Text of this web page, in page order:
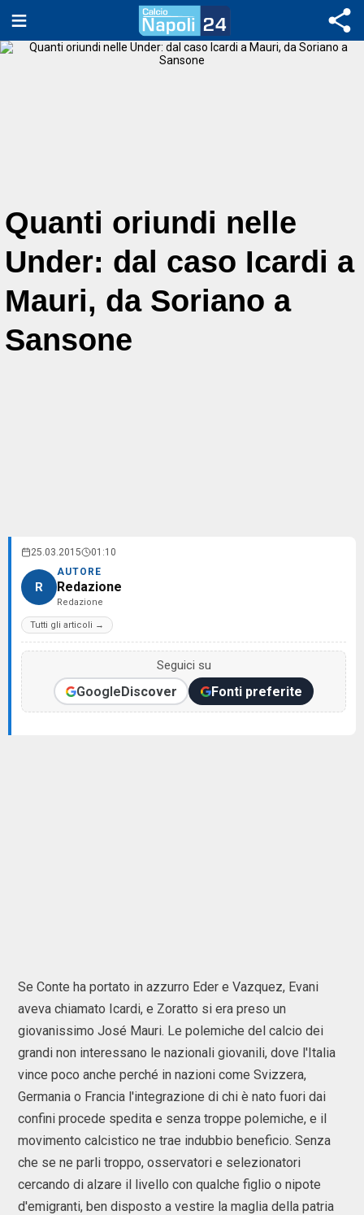
Quanti oriundi nelle
Under: dal caso Icardi a
Mauri, da Soriano a
Sansone
25.03.2015 01:10
R
AUTORE
Redazione
Redazione
Tutti gli articoli →
Seguici su
GoogleDiscover Fonti preferite
Se Conte ha portato in azzurro Eder e Vazquez, Evani
aveva chiamato Icardi, e Zoratto si era preso un
giovanissimo José Mauri. Le polemiche del calcio dei
grandi non interessano le nazionali giovanili, dove l'Italia
vince poco anche perché in nazioni come Svizzera,
Germania o Francia l'integrazione di chi è nato fuori dai
confini procede spedita e senza troppe polemiche, e il
movimento calcistico ne trae indubbio beneficio. Senza
che se ne parli troppo, osservatori e selezionatori
cercando di alzare il livello con qualche figlio o nipote
d'emigranti, ben disposto a vestire la maglia della patria